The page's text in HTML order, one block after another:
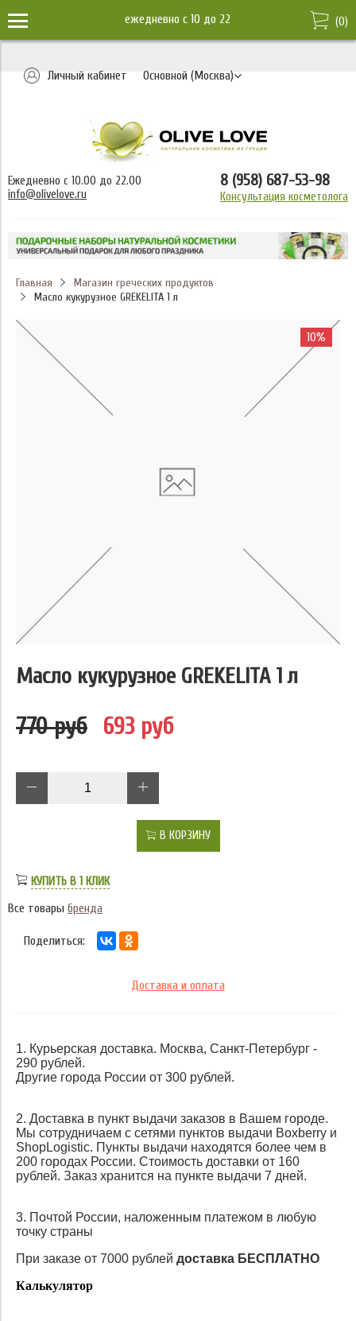
ежедневно c 10 до 22 (0)
Личный кабинет Основной (Москва)
Ежедневно с 10.00 до 22.00
info@olivelove.ru
8 (958) 687-53-98
Консультация косметолога
Главная
Магазин греческих продуктов
Масло кукурузное GREKELITA 1 л
10%
Масло кукурузное GREKELITA 1 л
770 руб 693 руб
В КОРЗИНУ
КУПИТЬ В 1 КЛИК
Все товары бренда
Поделиться:
Доставка и оплата
1. Курьерская доставка. Москва, Санкт-Петербург -
290 рублей.
Другие города России от 300 рублей.
2. Доставка в пункт выдачи заказов в Вашем городе.
Мы сотрудничаем с сетями пунктов выдачи Boxberry и
ShopLogistic. Пункты выдачи находятся более чем в
200 городах России. Стоимость доставки от 160
рублей. Заказ хранится на пункте выдачи 7 дней.
3. Почтой России, наложенным платежом в любую
точку страны
При заказе от 7000 рублей доставка БЕСПЛАТНО
Калькулятор